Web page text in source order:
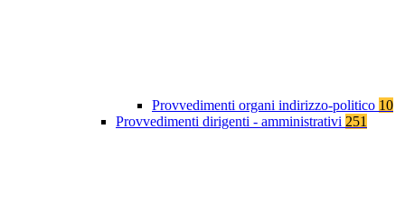
Provvedimenti organi indirizzo-politico 10
Provvedimenti dirigenti - amministrativi 251